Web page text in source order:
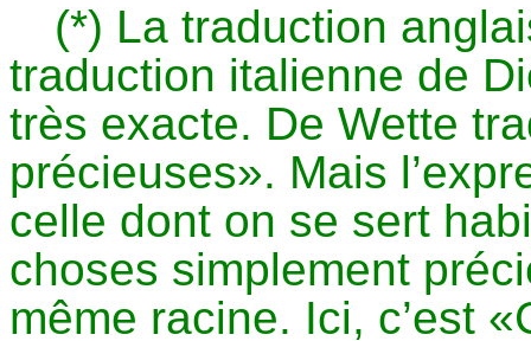
(*) La traduction
traduction italienne de
très exacte. De Wette
précieuses». Mais
celle dont on se sert
choses simplement
même racine. Ici, c’est «